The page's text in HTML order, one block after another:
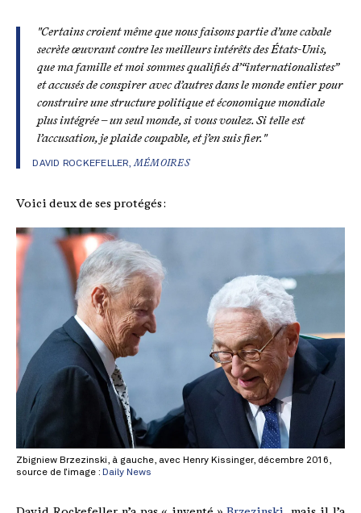
"Certains croient même que nous faisons partie d’une cabale
secrète œuvrant contre les meilleurs intérêts des États-Unis,
que ma famille et moi sommes qualifiés d’“internationalistes”
et accusés de conspirer avec d’autres dans le monde entier pour
construire une structure politique et économique mondiale
plus intégrée – un seul monde, si vous voulez. Si telle est
l’accusation, je plaide coupable, et j’en suis fier."
DAVID ROCKEFELLER,MÉMOIRES
Voici deux de ses protégés :
Zbigniew Brzezinski, à gauche, avec Henry Kissinger, décembre 2016,
source de l’image : Daily News